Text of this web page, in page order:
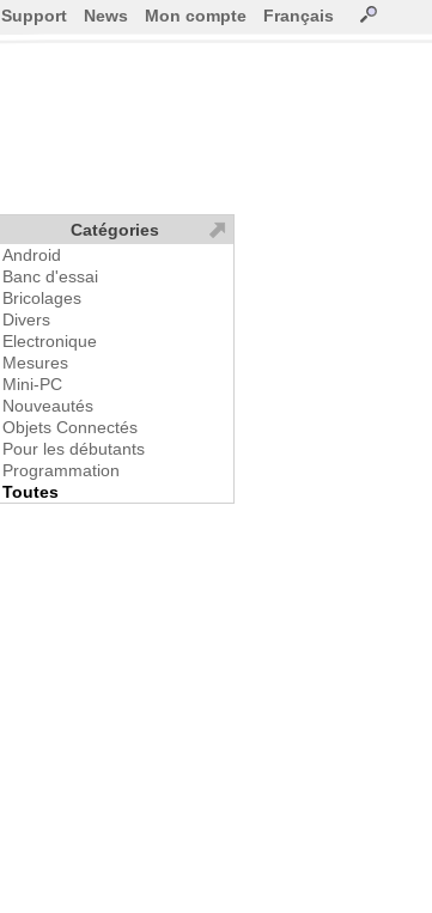
Support News Mon compte Français
Catégories
Android
Banc d'essai
Bricolages
Divers
Electronique
Mesures
Mini-PC
Nouveautés
Objets Connectés
Pour les débutants
Programmation
Toutes